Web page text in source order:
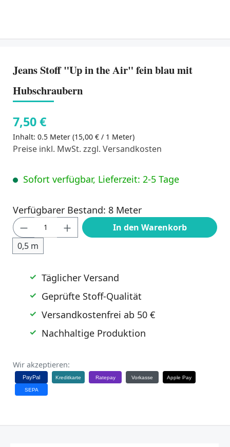
Jeans Stoff "Up in the Air" fein blau mit
Hubschraubern
7,50 €
Inhalt: 0.5 Meter (15,00 € / 1 Meter)
Preise inkl. MwSt. zzgl. Versandkosten
Sofort verfügbar, Lieferzeit: 2-5 Tage
Verfügbarer Bestand: 8 Meter
Produkt Anzahl: Gib den gewünschten
0,5 m
In den Warenkorb
Täglicher Versand
Geprüfte Stoff-Qualität
Versandkostenfrei ab 50 €
Nachhaltige Produktion
Wir akzeptieren:
PayPal Kreditkarte Ratepay Vorkasse Apple Pay
SEPA